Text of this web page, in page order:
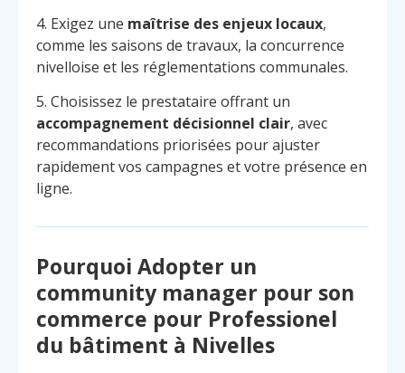
4. Exigez une maîtrise des enjeux locaux,
comme les saisons de travaux, la concurrence
nivelloise et les réglementations communales.
5. Choisissez le prestataire offrant un
accompagnement décisionnel clair, avec
recommandations priorisées pour ajuster
rapidement vos campagnes et votre présence en
ligne.
Pourquoi Adopter un
community manager pour son
commerce pour Professionel
du bâtiment à Nivelles